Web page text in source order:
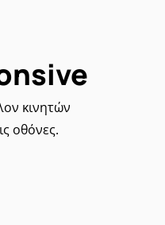
κινητών
οθόνες.